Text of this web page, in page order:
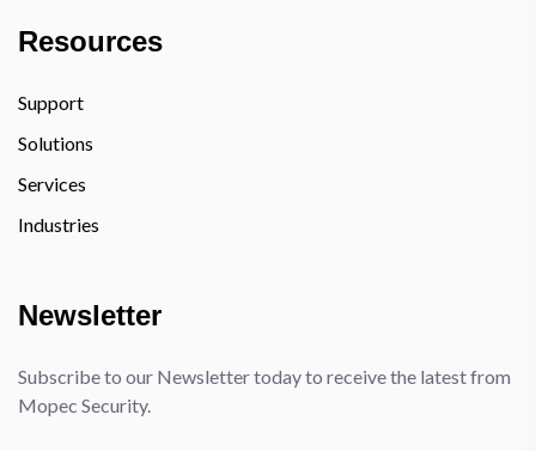
Resources
Support
Solutions
Services
Industries
Newsletter
Subscribe to our Newsletter today to receive the latest from
Mopec Security.